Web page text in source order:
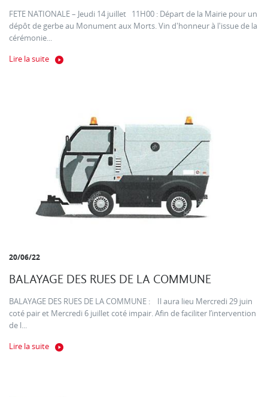
FETE NATIONALE – Jeudi 14 juillet 11H00 : Départ de la Mairie pour un
dépôt de gerbe au Monument aux Morts. Vin d'honneur à l'issue de la
cérémonie...
Lire la suite
20/06/22
BALAYAGE DES RUES DE LA COMMUNE
BALAYAGE DES RUES DE LA COMMUNE : Il aura lieu Mercredi 29 juin
coté pair et Mercredi 6 juillet coté impair. Afin de faciliter l’intervention
de l...
Lire la suite